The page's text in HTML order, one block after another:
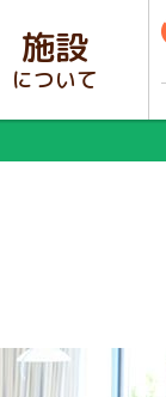
施設
について